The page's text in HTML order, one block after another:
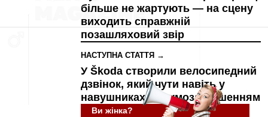
більше не жартують — на сцену
виходить справжній
позашляховий звір
НАСТУПНА СТАТТЯ →
У Škoda створили велосипедний
дзвінок, який чути навіть у
навушниках із шумозаглушенням
Ви жінка?